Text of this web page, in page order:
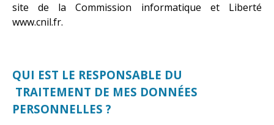
site de la Commission informatique et Liberté
www.cnil.fr.
QUI EST LE RESPONSABLE DU
TRAITEMENT DE MES DONNÉES
PERSONNELLES ?